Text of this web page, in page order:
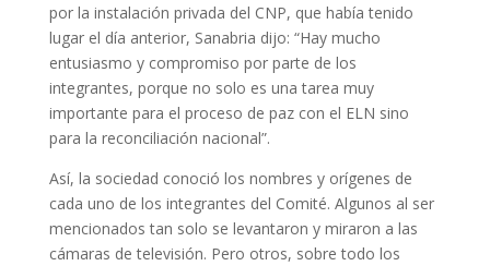
por la instalación privada del CNP, que había tenido
lugar el día anterior, Sanabria dijo: “Hay mucho
entusiasmo y compromiso por parte de los
integrantes, porque no solo es una tarea muy
importante para el proceso de paz con el ELN sino
para la reconciliación nacional”.
Así, la sociedad conoció los nombres y orígenes de
cada uno de los integrantes del Comité. Algunos al ser
mencionados tan solo se levantaron y miraron a las
cámaras de televisión. Pero otros, sobre todo los